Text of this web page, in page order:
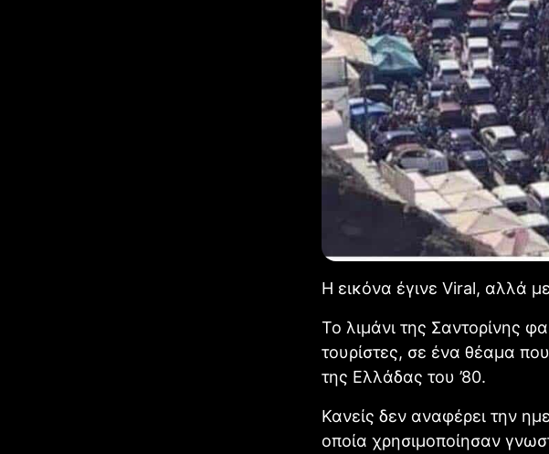
Η εικόνα έγινε Viral, αλλά
Το λιμάνι της Σαντορίνης
τουρίστες, σε ένα θέαμα
της Ελλάδας του ’80.
Κανείς δεν αναφέρει την
οποία χρησιμοποίησαν